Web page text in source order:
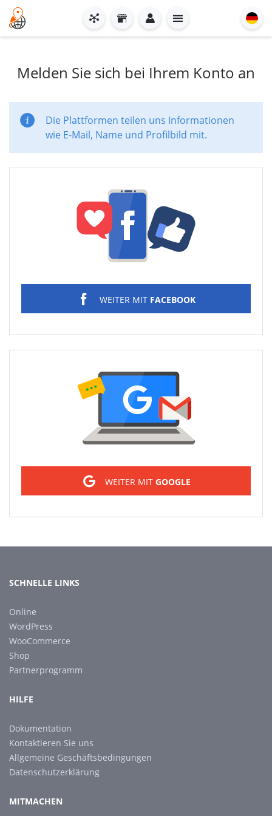
Melden Sie sich bei Ihrem Konto an
Die Plattformen teilen uns Informationen
wie E-Mail, Name und Profilbild mit.
WEITER MIT FACEBOOK
WEITER MIT GOOGLE
SCHNELLE LINKS
Online
WordPress
WooCommerce
Shop
Partnerprogramm
HILFE
Dokumentation
Kontaktieren Sie uns
Allgemeine Geschäftsbedingungen
Datenschutzerklärung
MITMACHEN